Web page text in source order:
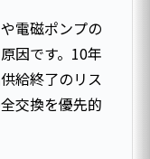
電磁ポンプの
因です。10年
給終了のリス
交換を優先的